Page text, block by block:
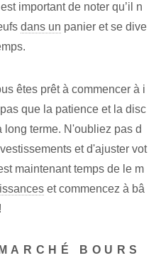
important de noter qu’il n
dans un panier et se dive
êtes prêt à commencer à i
que la patience et la disc
terme. N'oubliez pas d
et d'ajuster vot
maintenant temps de le m
et commencez à bâ
BOURS